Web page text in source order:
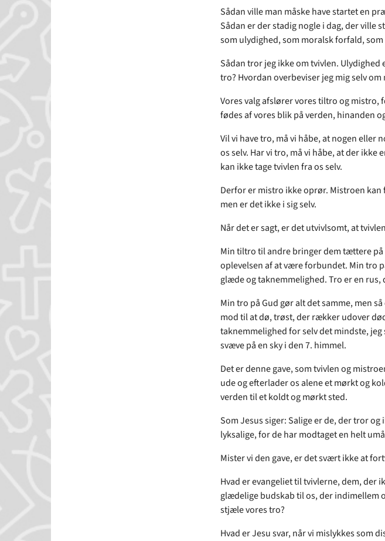
Sådan ville man måske have startet en
Sådan er der stadig nogle i dag, der ville
som ulydighed, som moralsk forfald,
Sådan tror jeg ikke om tvivlen. Ulydighed
tro? Hvordan overbeviser jeg mig selv
Vores valg afslører vores tiltro og
fødes af vores blik på verden, hinanden
Vil vi have tro, må vi håbe, at nogen eller
os selv. Har vi tro, må vi håbe, at der ikke
kan ikke tage tvivlen fra os selv.
Derfor er mistro ikke oprør. Mistroen
men er det ikke i sig selv.
Når det er sagt, er det utvivlsomt, at
Min tiltro til andre bringer dem tættere
oplevelsen af at være forbundet. Min tro
glæde og taknemmelighed. Tro er en
Min tro på Gud gør alt det samme, men
mod til at dø, trøst, der rækker udover
taknemmelighed for selv det mindste,
svæve på en sky i den 7. himmel.
Det er denne gave, som tvivlen og
ude og efterlader os alene et mørkt og
verden til et koldt og mørkt sted.
Som Jesus siger: Salige er de, der tror
lyksalige, for de har modtaget en helt
Mister vi den gave, er det svært ikke at
Hvad er evangeliet til tvivlerne, dem, der
glædelige budskab til os, der indimellem
stjæle vores tro?
Hvad er Jesu svar, når vi mislykkes som